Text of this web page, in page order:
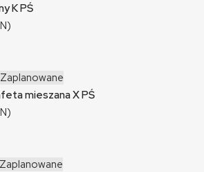
KPŚ
Zaplanowane
mieszanaXPŚ
Zaplanowane